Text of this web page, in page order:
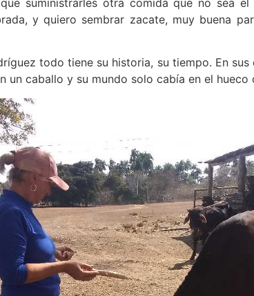
y quiero sembrar zacate, muy buena
todo tiene su historia, su tiempo. En
un caballo y su mundo solo cabía en el hueco